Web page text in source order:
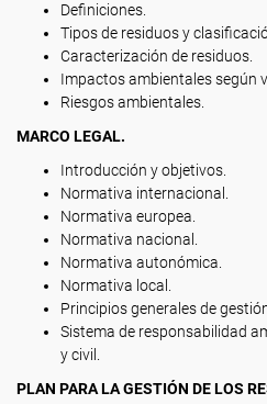
Definiciones.
Tipos de residuos y
Caracterización de residuos.
Impactos ambientales según
Riesgos ambientales.
MARCO LEGAL.
Introducción y objetivos.
Normativa internacional.
Normativa europea.
Normativa nacional.
Normativa autonómica.
Normativa local.
Principios generales de
Sistema de responsabilidad
y civil.
PLAN PARA LA GESTIÓN DE LOS